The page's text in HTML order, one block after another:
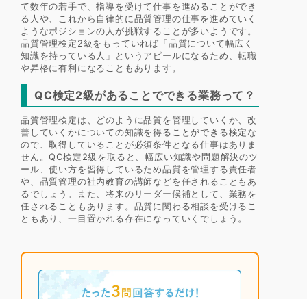
て数年の若手で、指導を受けて仕事を進めることができ
る人や、これから自律的に品質管理の仕事を進めていく
ようなポジションの人が挑戦することが多いようです。
品質管理検定2級をもっていれば「品質について幅広く
知識を持っている人」というアピールになるため、転職
や昇格に有利になることもあります。
QC検定2級があることでできる業務って？
品質管理検定は、どのように品質を管理していくか、改
善していくかについての知識を得ることができる検定な
ので、取得していることが必須条件となる仕事はありま
せん。QC検定2級を取ると、幅広い知識や問題解決のツ
ール、使い方を習得しているため品質を管理する責任者
や、品質管理の社内教育の講師などを任されることもあ
るでしょう。また、将来のリーダー候補として、業務を
任されることもあります。品質に関わる相談を受けるこ
ともあり、一目置かれる存在になっていくでしょう。